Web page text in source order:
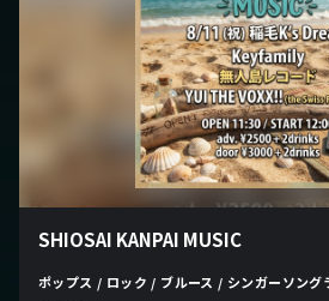
SHIOSAI KANPAI MUSIC
ポップス / ロック / ブルース / シンガーソング